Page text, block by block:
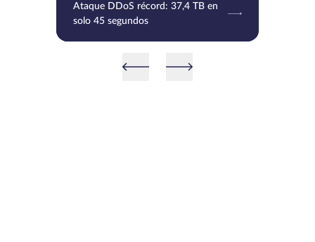
Ataque DDoS récord: 37,4 TB en
solo 45 segundos